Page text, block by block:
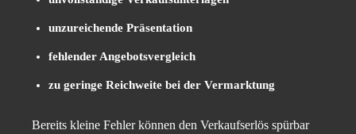
unzureichende Präsentation
fehlender Angebotsvergleich
zu geringe Reichweite bei der Vermarktung
Bereits kleine Fehler können den Verkaufserlös spürbar